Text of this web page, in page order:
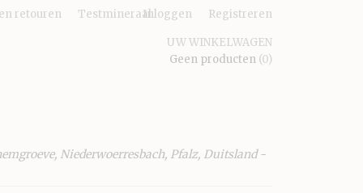
retouren TestmineraalInloggen Registreren
UW WINKELWAGEN
Geen producten (0)
Niederwoerresbach, Pfalz, Duitsland -